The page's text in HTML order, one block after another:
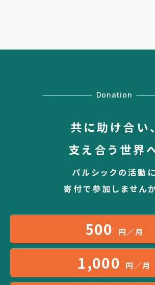
Donation
共に助け合い、
支え合う世界
パルシックの活動に
寄付で参加しません
500 円／月
1,000 円／月